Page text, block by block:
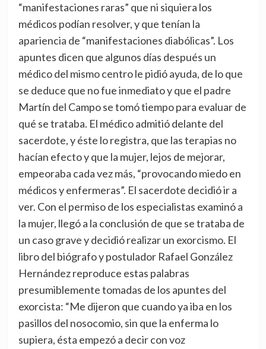
“manifestaciones raras” que ni siquiera los
médicos podían resolver, y que tenían la
apariencia de “manifestaciones diabólicas”. Los
apuntes dicen que algunos días después un
médico del mismo centro le pidió ayuda, de lo que
se deduce que no fue inmediato y que el padre
Martín del Campo se tomó tiempo para evaluar de
qué se trataba. El médico admitió delante del
sacerdote, y éste lo registra, que las terapias no
hacían efecto y que la mujer, lejos de mejorar,
empeoraba cada vez más, “provocando miedo en
médicos y enfermeras”. El sacerdote decidió ir a
ver. Con el permiso de los especialistas examinó a
la mujer, llegó a la conclusión de que se trataba de
un caso grave y decidió realizar un exorcismo. El
libro del biógrafo y postulador Rafael González
Hernández reproduce estas palabras
presumiblemente tomadas de los apuntes del
exorcista: “Me dijeron que cuando ya iba en los
pasillos del nosocomio, sin que la enferma lo
supiera, ésta empezó a decir con voz